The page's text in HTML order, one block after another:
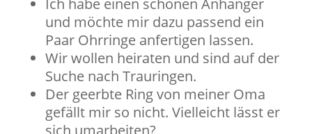
und möchte mir dazu passend ein
Paar Ohrringe anfertigen lassen.
Wir wollen heiraten und sind auf der
Suche nach Trauringen.
Der geerbte Ring von meiner Oma
gefällt mir so nicht. Vielleicht lässt er
sich umarbeiten?